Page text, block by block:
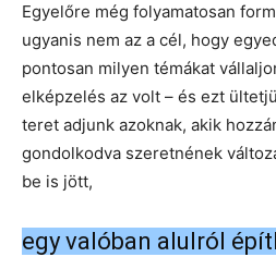
Egyelőre még folyamatosan
ugyanis nem az a cél, hogy
pontosan milyen témákat
elképzelés az volt – és ezt
teret adjunk azoknak, akik
gondolkodva szeretnének
be is jött,
egy valóban alulról